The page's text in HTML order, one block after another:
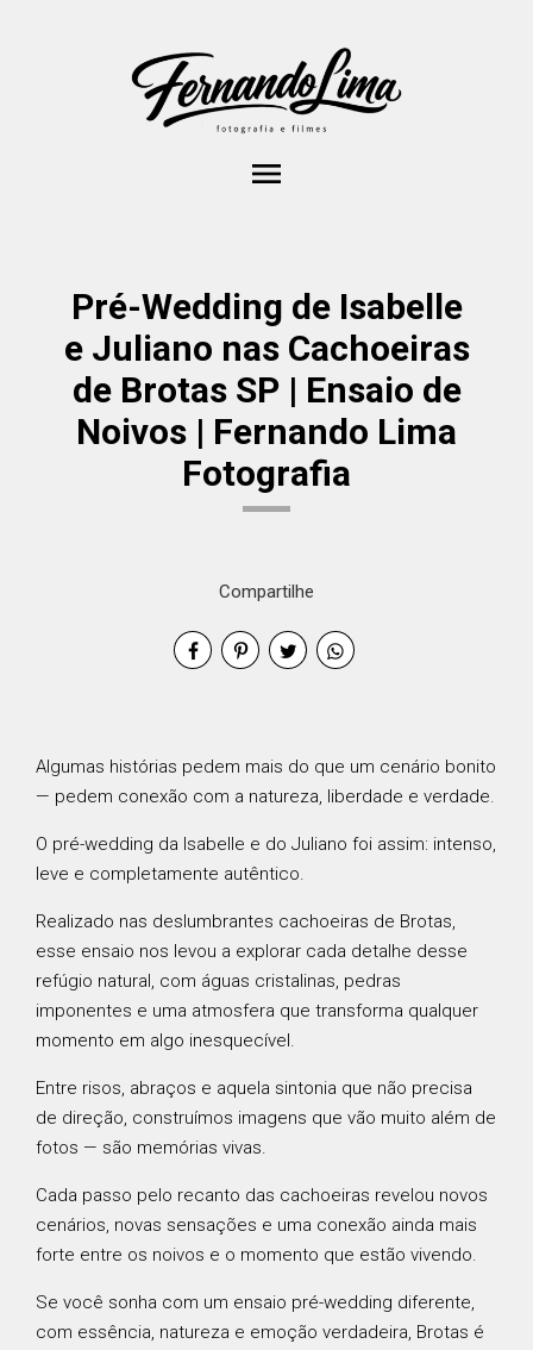
menu
Pré-Wedding de Isabelle
e Juliano nas Cachoeiras
de Brotas SP | Ensaio de
Noivos | Fernando Lima
Fotografia
Compartilhe
Algumas histórias pedem mais do que um cenário bonito
— pedem conexão com a natureza, liberdade e verdade.
O pré-wedding da Isabelle e do Juliano foi assim: intenso,
leve e completamente autêntico.
Realizado nas deslumbrantes cachoeiras de Brotas,
esse ensaio nos levou a explorar cada detalhe desse
refúgio natural, com águas cristalinas, pedras
imponentes e uma atmosfera que transforma qualquer
momento em algo inesquecível.
Entre risos, abraços e aquela sintonia que não precisa
de direção, construímos imagens que vão muito além de
fotos — são memórias vivas.
Cada passo pelo recanto das cachoeiras revelou novos
cenários, novas sensações e uma conexão ainda mais
forte entre os noivos e o momento que estão vivendo.
Se você sonha com um ensaio pré-wedding diferente,
com essência, natureza e emoção verdadeira, Brotas é